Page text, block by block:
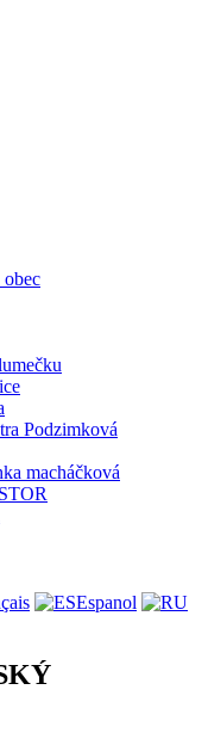
obec
Podzimková
macháčková
Espanol